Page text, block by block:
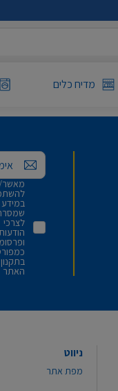
מדיח כלים
אימייל
במידע
לצרכי
בתקנון
האתר
ניווט
מפת אתר